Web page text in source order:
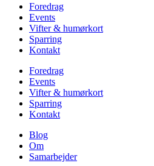
Foredrag
Events
Vifter & humørkort
Sparring
Kontakt
Foredrag
Events
Vifter & humørkort
Sparring
Kontakt
Blog
Om
Samarbejder